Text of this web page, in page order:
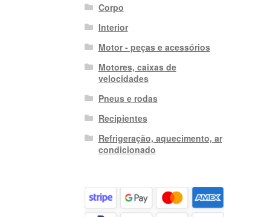
Corpo
Interior
Motor - peças e acessórios
Motores, caixas de
velocidades
Pneus e rodas
Recipientes
Refrigeração, aquecimento, ar
condicionado